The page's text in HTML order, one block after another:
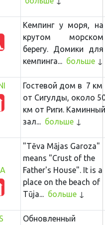
Кемпинг у моря, на
крутом морском
берегу. Домики для
кемпинга... больше
Гостевой дом в 7 км
от Сигулды, около
км от Риги. Каминный
зал... больше
"Tēva Mājas Garoza"
means "Crust of the
Father's House". It is a
place on the beach of
Tūja... больше
Обновленный